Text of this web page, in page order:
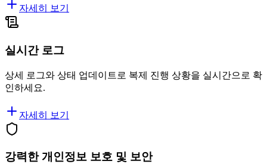
자세히 보기
실시간 로그
상세 로그와 상태 업데이트로 복제 진행 상황을 실시간으로 확
인하세요.
자세히 보기
강력한 개인정보 보호 및 보안